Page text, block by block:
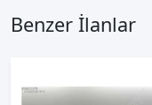
Benzer İlanlar